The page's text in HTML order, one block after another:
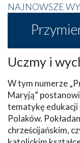
NAJNOWSZE
Uczmy i
W tym numerze
Maryją”
tematykę edukacji
Polaków.
chrześcijańskim,